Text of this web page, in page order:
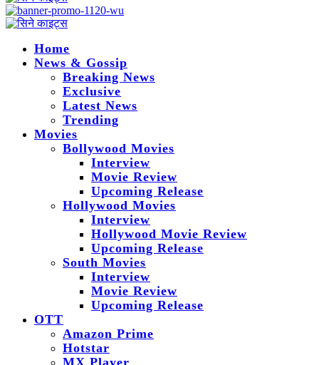
Primary
Home
News & Gossip
Breaking News
Exclusive
Latest News
Trending
Movies
Bollywood Movies
Interview
Movie Review
Upcoming Release
Hollywood Movies
Interview
Hollywood Movie Review
Upcoming Release
South Movies
Interview
Movie Review
Upcoming Release
OTT
Amazon Prime
Hotstar
MX Player